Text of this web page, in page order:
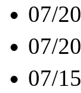
07/20
07/20
07/15